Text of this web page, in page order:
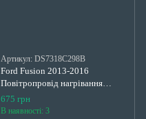
Артикул: DS7318C298B
Ford Fusion 2013-2016
Повітропровід нагрівання
салону оригінал DS7318C298B
675 грн
В наявності: 3